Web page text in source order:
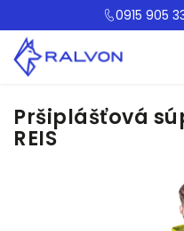
0915 905
Pršiplášťová
REIS